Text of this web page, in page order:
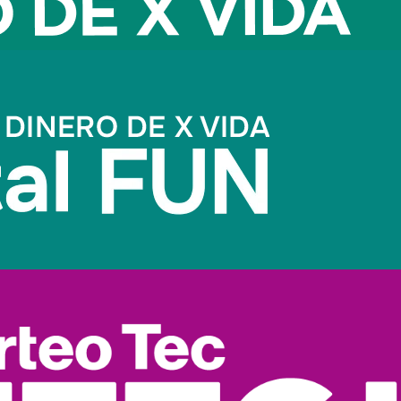
un 20%de los ingresos mensuales al ahorro.
ahorrar para
viajar en familia
de disfrutar tiempo en familia, te invitamos a leer: